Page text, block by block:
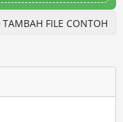
TAMBAH FILE CONTOH